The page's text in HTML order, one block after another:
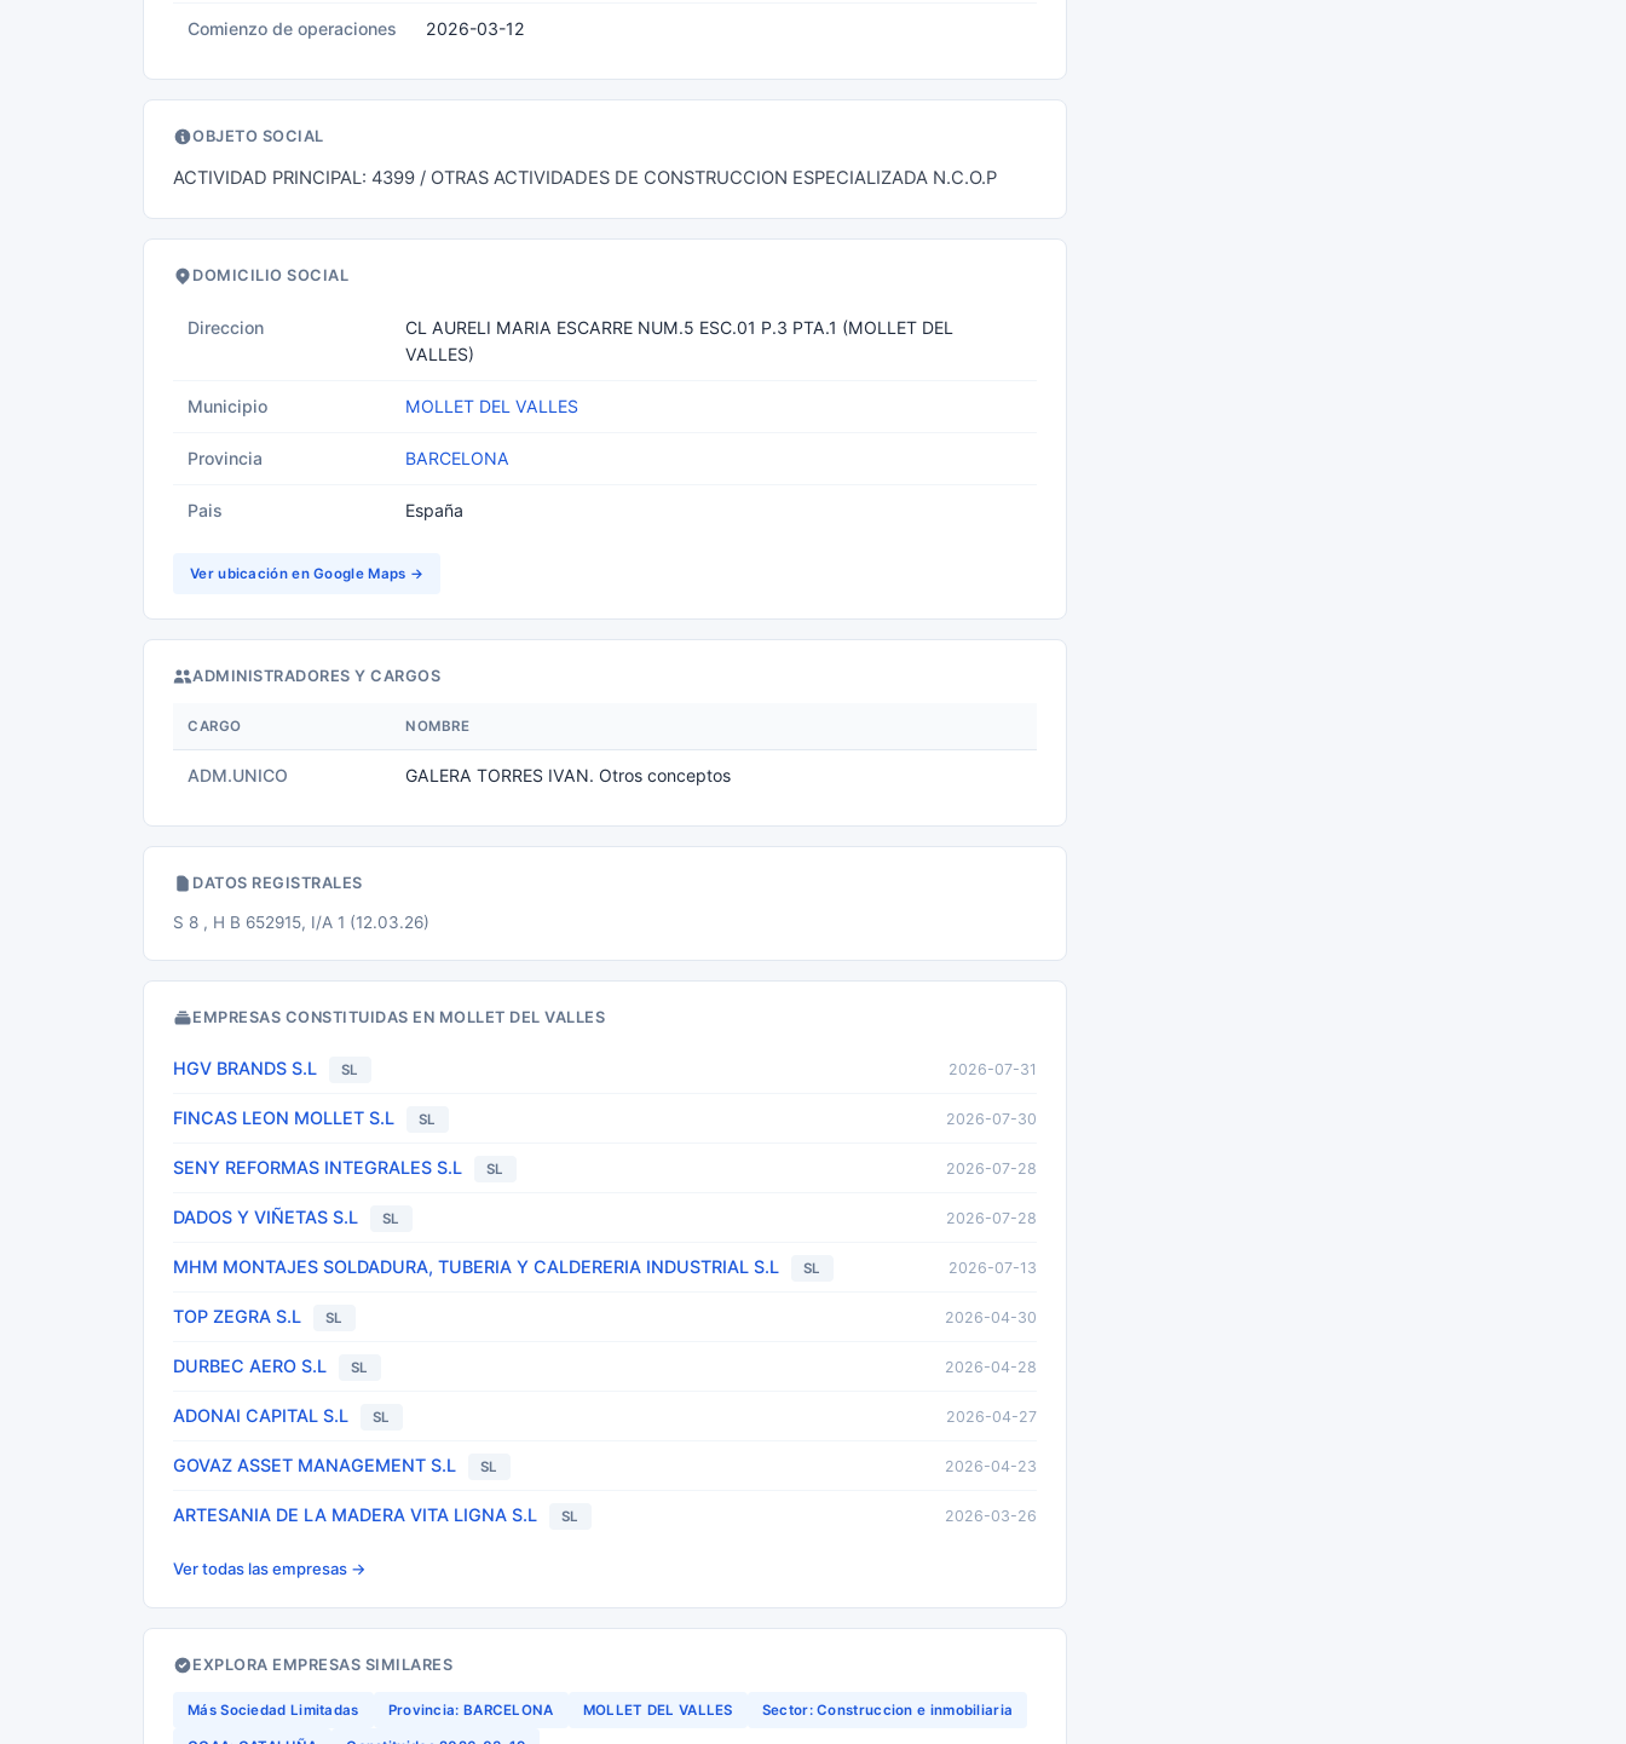
Comienzo de operaciones 2026-03-12
OBJETO SOCIAL
ACTIVIDAD PRINCIPAL: 4399 / OTRAS ACTIVIDADES DE CONSTRUCCION ESPECIALIZADA N.C.O.P
DOMICILIO SOCIAL
Direccion
CL AURELI MARIA ESCARRE NUM.5 ESC.01 P.3 PTA.1 (MOLLET DEL
VALLES)
Municipio MOLLET DEL VALLES
Provincia BARCELONA
Pais España
Ver ubicación en Google Maps →
ADMINISTRADORES Y CARGOS
CARGO NOMBRE
ADM.UNICO GALERA TORRES IVAN. Otros conceptos
DATOS REGISTRALES
S 8 , H B 652915, I/A 1 (12.03.26)
EMPRESAS CONSTITUIDAS EN MOLLET DEL VALLES
HGV BRANDS S.L SL 2026-07-31
FINCAS LEON MOLLET S.L SL 2026-07-30
SENY REFORMAS INTEGRALES S.L SL 2026-07-28
DADOS Y VIÑETAS S.L SL 2026-07-28
MHM MONTAJES SOLDADURA, TUBERIA Y CALDERERIA INDUSTRIAL S.L SL 2026-07-13
TOP ZEGRA S.L SL 2026-04-30
DURBEC AERO S.L SL 2026-04-28
ADONAI CAPITAL S.L SL 2026-04-27
GOVAZ ASSET MANAGEMENT S.L SL 2026-04-23
ARTESANIA DE LA MADERA VITA LIGNA S.L SL 2026-03-26
Ver todas las empresas →
EXPLORA EMPRESAS SIMILARES
Más Sociedad Limitadas Provincia: BARCELONA MOLLET DEL VALLES Sector: Construccion e inmobiliaria